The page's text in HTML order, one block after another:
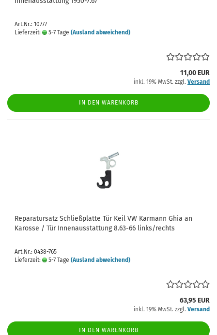
Art.Nr.: 10777
Lieferzeit:
5-7 Tage (Ausland abweichend)
11,00 EUR
inkl. 19% MwSt. zzgl. Versand
IN DEN WARENKORB
Reparatursatz Schließplatte Tür Keil VW Karmann Ghia an
Karosse / Tür Innenausstattung 8.63-66 links/rechts
Art.Nr.: 0438-765
Lieferzeit:
5-7 Tage (Ausland abweichend)
63,95 EUR
inkl. 19% MwSt. zzgl. Versand
IN DEN WARENKORB